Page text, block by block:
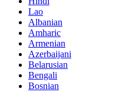
Lao
Albanian
Amharic
Armenian
Azerbaijani
Belarusian
Bengali
Bosnian